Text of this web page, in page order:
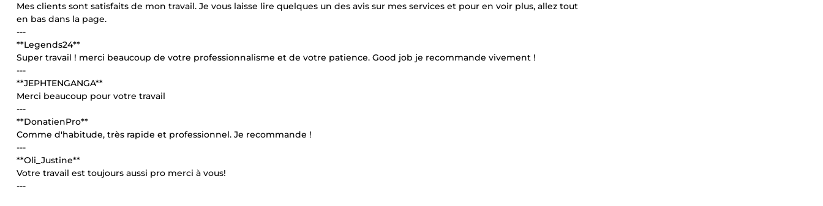
Mes clients sont satisfaits de mon travail. Je vous laisse lire quelques un des avis sur mes services et pour en voir plus, allez tout
en bas dans la page.
---
**Legends24**
Super travail ! merci beaucoup de votre professionnalisme et de votre patience. Good job je recommande vivement !
---
**JEPHTENGANGA**
Merci beaucoup pour votre travail
---
**DonatienPro**
Comme d'habitude, très rapide et professionnel. Je recommande !
---
**Oli_Justine**
Votre travail est toujours aussi pro merci à vous!
---